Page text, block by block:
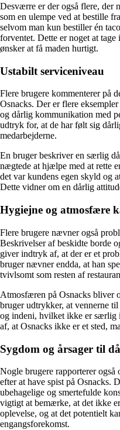
Desværre er der også flere, der
som en ulempe ved at bestille
selvom man kun bestiller én
forventet. Dette er noget at
ønsker at få maden hurtigt.
Ustabilt serviceniveau
Flere brugere kommenterer på
Osnacks. Der er flere
og dårlig kommunikation med
udtryk for, at de har følt sig
medarbejderne.
En bruger beskriver en særlig
nægtede at hjælpe med at rette
det var kundens egen skyld og
Dette vidner om en dårlig
Hygiejne og atmosfære
Flere brugere nævner også
Beskrivelser af beskidte borde
giver indtryk af, at der er et
bruger nævner endda, at han
tvivlsomt som resten af
Atmosfæren på Osnacks bliver
bruger udtrykker, at vennerne
og indeni, hvilket ikke er særlig
af, at Osnacks ikke er et sted,
Sygdom og årsager til
Nogle brugere rapporterer
efter at have spist på Osnacks.
ubehagelige og smertefulde
vigtigt at bemærke, at det ikke
oplevelse, og at det potentielt
engangsforekomst.